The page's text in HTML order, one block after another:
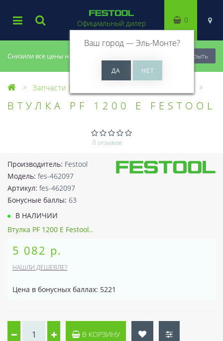
Снизили все цены на 20%, успей купить! Закрыть
Официальный дилер
Ваш город —Эль-Монте?
0
Запчасти Festool
ВТУЛКА PF 1200 E FESTOOL
0 отзывов
Производитель: Festool
Модель: fes-462097
Артикул: fes-462097
Бонусные баллы: 63
В НАЛИЧИИ
Втулка PF 1200 E Festool..
5 082 р.
НАШЛИ ДЕШЕВЛЕ?
Цена в бонусных баллах: 5221
В КОРЗИНУ